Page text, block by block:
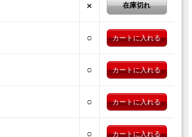
× 在庫切れ
○
○
○
○